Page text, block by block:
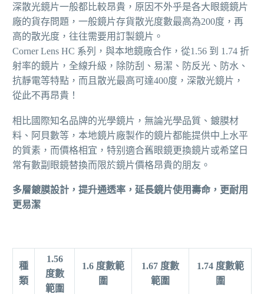
深散光鏡片一般都比較昂貴，原因不外乎是各大眼鏡鏡片
廠的貨存問題，一般鏡片存貨散光度數最高為200度，再
高的散光度，往往需要用訂製鏡片。
Corner Lens HC 系列，與本地鏡廠合作，從1.56 到 1.74 折
射率的鏡片，全線升級，除防刮、易潔、防反光、防水、
抗靜電等特點，而且散光最高可達400度，深散光鏡片，
從此不再昂貴！
相比國際知名品牌的光學鏡片，無論光學品質、鍍膜材
料、阿貝數等，本地鏡片廠製作的鏡片都能提供中上水平
的質素，而價格相宜，特别適合舊眼鏡更換鏡片或希望日
常有數副眼鏡替換而限於鏡片價格昂貴的朋友。
多層鍍膜設計，提升通透率，延長鏡片使用壽命，更耐用
更易潔
種
類
1.56
度數
範圍
1.6 度數範
圍
1.67 度數
範圍
1.74 度數範
圍